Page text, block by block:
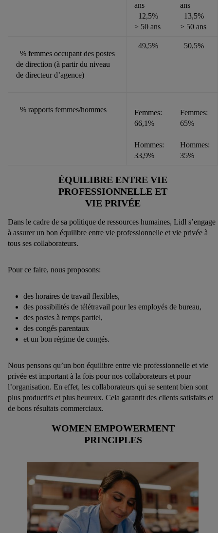
ans
12,5%
> 50 ans
ans
13,5%
> 50 ans
% femmes occupant des postes
de direction (à partir du niveau
de directeur d’agence)
49,5% 50,5%
% rapports femmes/hommes
Femmes:
66,1%
Hommes:
33,9%
Femmes:
65%
Hommes:
35%
ÉQUILIBRE ENTRE VIE
PROFESSIONNELLE ET
VIE PRIVÉE
Dans le cadre de sa politique de ressources humaines, Lidl s’engage
à assurer un bon équilibre entre vie professionnelle et vie privée à
tous ses collaborateurs.
Pour ce faire, nous proposons:
des horaires de travail flexibles,
des possibilités de télétravail pour les employés de bureau,
des postes à temps partiel,
des congés parentaux
et un bon régime de congés.
Nous pensons qu’un bon équilibre entre vie professionnelle et vie
privée est important à la fois pour nos collaborateurs et pour
l’organisation. En effet, les collaborateurs qui se sentent bien sont
plus productifs et plus heureux. Cela garantit des clients satisfaits et
de bons résultats commerciaux.
WOMEN EMPOWERMENT
PRINCIPLES